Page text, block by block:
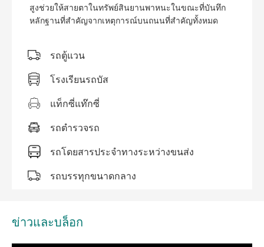
สูงช่วยให้สายตาในทรัพย์สินยานพาหนะในขณะที่บันทึก
หลักฐานที่สำคัญจากเหตุการณ์บนถนนที่สำคัญทั้งหมด
 รถตู้แวน
 โรงเรียนรถบัส
 แท็กซี่แท๊กซี่
 รถตำรวจรถ
 รถโดยสารประจำทางระหว่างขนส่ง
 รถบรรทุกขนาดกลาง
ข่าวและบล็อก